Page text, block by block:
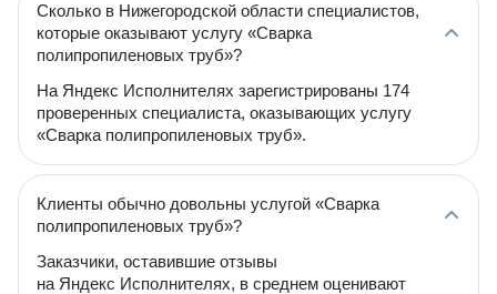
Сколько в Нижегородской области специалистов,
которые оказывают услугу «Сварка
полипропиленовых труб»?
На Яндекс Исполнителях зарегистрированы 174
проверенных специалиста, оказывающих услугу
«Сварка полипропиленовых труб».
Клиенты обычно довольны услугой «Сварка
полипропиленовых труб»?
Заказчики, оставившие отзывы
на Яндекс Исполнителях, в среднем оценивают